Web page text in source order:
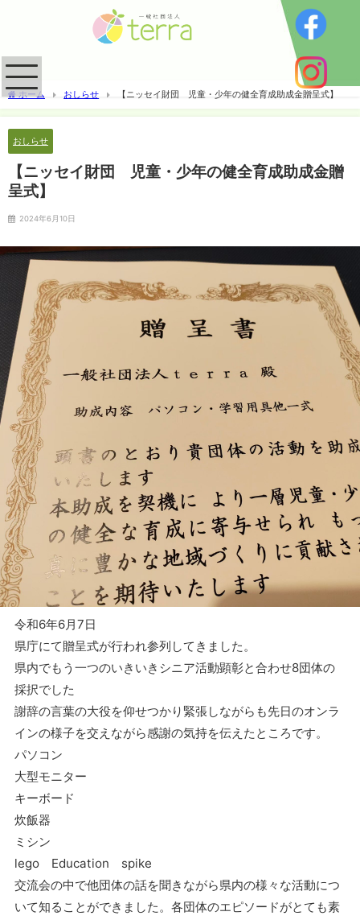
ホーム おしらせ 【ニッセイ財団 児童・少年の健全育成助成金贈呈式】
おしらせ
【ニッセイ財団 児童・少年の健全育成助成金贈
呈式】
2024年6月10日
令和6年6月7日
県庁にて贈呈式が行われ参列してきました。
県内でもう一つのいきいきシニア活動顕彰と合わせ8団体の
採択でした
謝辞の言葉の大役を仰せつかり緊張しながらも先日のオンラ
インの様子を交えながら感謝の気持を伝えたところです。
パソコン
大型モニター
キーボード
炊飯器
ミシン
lego Education spike
交流会の中で他団体の話を聞きながら県内の様々な活動につ
いて知ることができました。各団体のエピソードがとても素